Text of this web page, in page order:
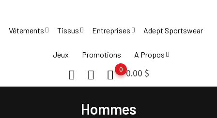
content
Vêtements Tissus Entreprises Adept Sportswear
Jeux Promotions A Propos
0.00 $
0
Hommes